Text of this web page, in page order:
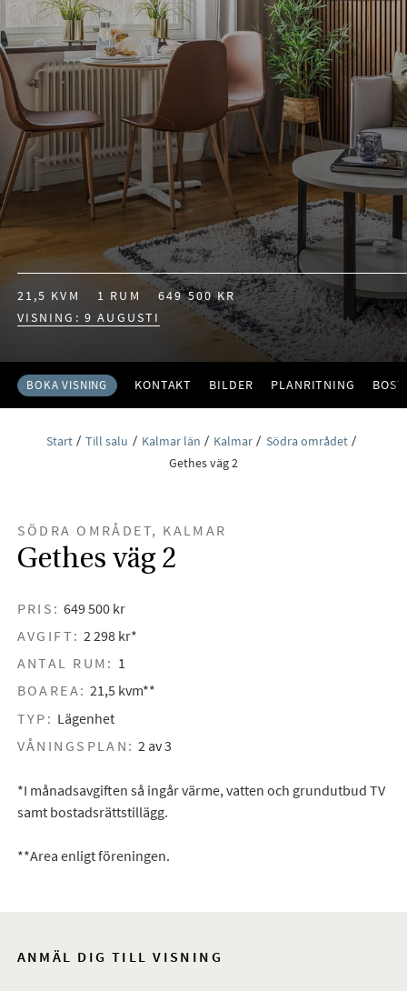
21,5 KVM 1 RUM
649 500 KR
VISNING: 9 AUGUSTI
BOKA VISNING KONTAKT BILDER PLANRITNING
Start Till salu Kalmar län Kalmar
Södra området
Gethes väg 2
SÖDRA OMRÅDET, KALMAR
Gethes väg 2
PRIS: 649 500 kr
AVGIFT: 2 298 kr*
ANTAL RUM: 1
BOAREA: 21,5 kvm**
TYP: Lägenhet
VÅNINGSPLAN: 2 av 3
*I månadsavgiften så ingår värme, vatten och grundutbud TV
samt bostadsrättstillägg.
**Area enligt föreningen.
ANMÄL DIG TILL VISNING